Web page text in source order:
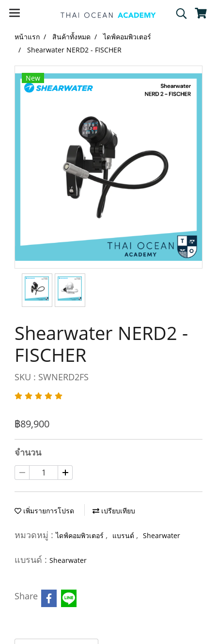
หน้าแรก สินค้าทั้งหมด
ไดฟ์คอมพิวเตอร์
Shearwater NERD2 - FISCHER
New
Shearwater NERD2 -
FISCHER
SKU : SWNERD2FS
฿89,900
จำนวน
เพิ่มรายการโปรด เปรียบเทียบ
หมวดหมู่ :ไดฟ์คอมพิวเตอร์ , แบรนด์ , Shearwater
แบรนด์ : Shearwater
Share